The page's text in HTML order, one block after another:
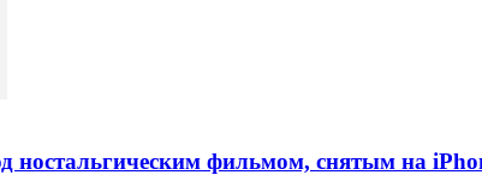
ностальгическим фильмом, снятым на